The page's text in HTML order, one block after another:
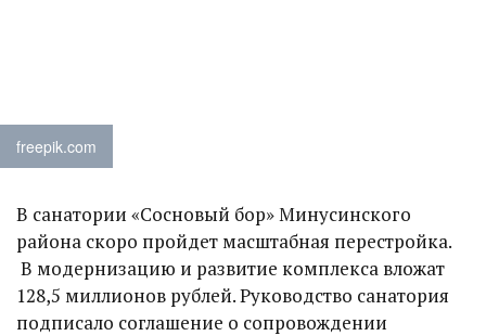
freepik.com
В санатории «Сосновый бор» Минусинского
района скоро пройдет масштабная перестройка.
В модернизацию и развитие комплекса вложат
128,5 миллионов рублей. Руководство санатория
подписало соглашение о сопровождении